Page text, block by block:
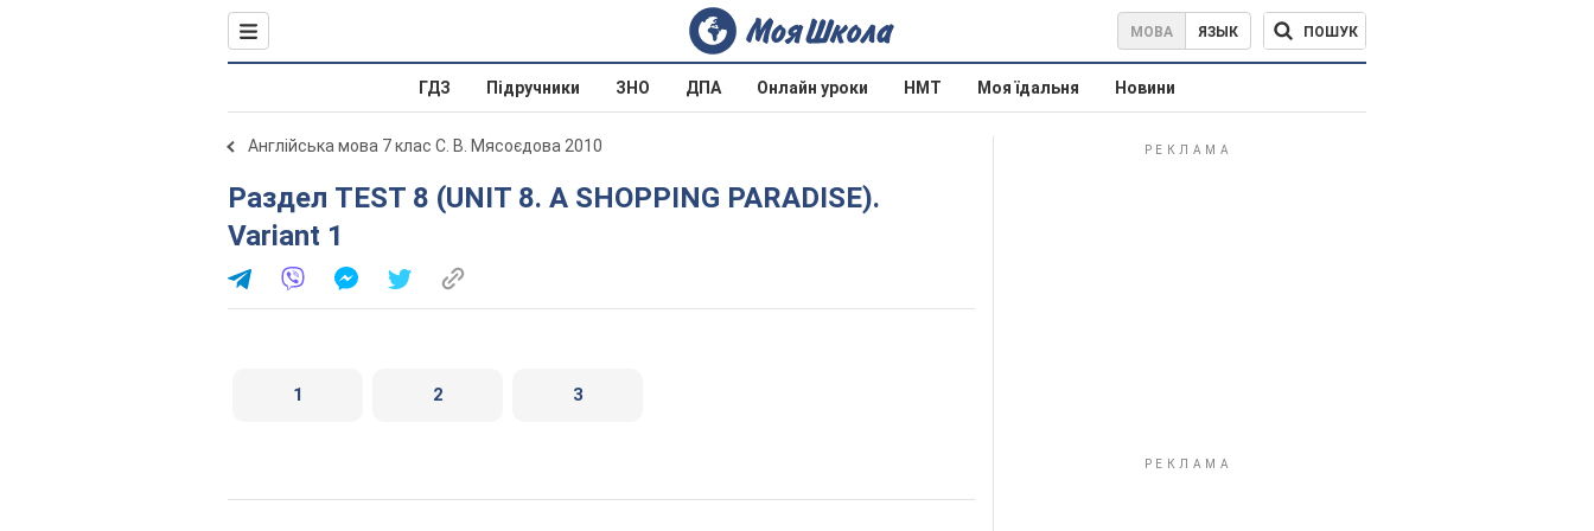
МОВА ЯЗЫК ПОШУК
ГДЗ Підручники ЗНО ДПА Онлайн уроки НМТ Моя їдальня Новини
Англійська мова 7 клас С. В. Мясоєдова 2010
Раздел TEST 8 (UNIT 8. A SHOPPING PARADISE).
Variant 1
1 2 3